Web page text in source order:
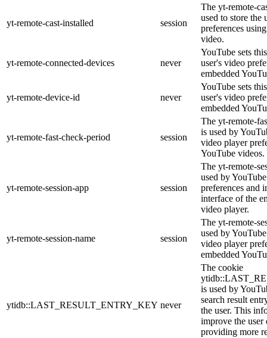
yt-remote-cast-installed session
The yt-remote-
used to store the
preferences
video.
yt-remote-connected-devices never
YouTube sets
user's video
embedded
yt-remote-device-id never
YouTube sets
user's video
embedded
yt-remote-fast-check-period session
The yt-remote-
is used by
video player
YouTube videos.
yt-remote-session-app session
The yt-remote-
used by
preferences and
interface of the
video player.
yt-remote-session-name session
The yt-remote-
used by
video player
embedded
ytidb::LAST_RESULT_ENTRY_KEY never
The cookie
is used by
search result
the user. This
improve the user
providing more